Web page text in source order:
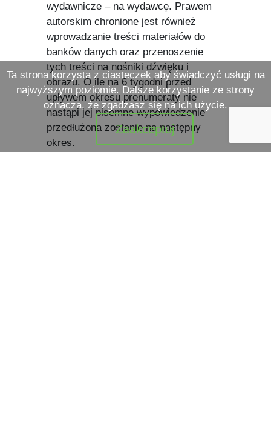
wydawnicze – na wydawcę. Prawem
autorskim chronione jest również
wprowadzanie treści materiałów do
banków danych oraz przenoszenie
tych treści na nośniki dźwięku i
obrazu. O ile na 6 tygodni przed
upływem okresu prenumeraty nie
nastąpi jej pisemne wypowiedzenie
przedłużona zostanie na następny
okres.
Ta strona korzysta z ciasteczek aby świadczyć usługi na
najwyższym poziomie. Dalsze korzystanie ze strony
oznacza, że zgadzasz się na ich użycie.
Zaakceptuj